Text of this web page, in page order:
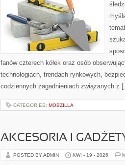
fanów czterech kółek oraz osób
technologiach, trendach rynkowych,
codziennych zagadnieniach związanych z
CATEGORIES: MOBZILLA
AKCESORIA I
POSTED BY ADMIN KWI - 19 - 2026